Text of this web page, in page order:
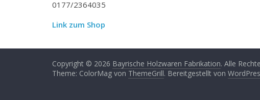
0177/2364035
Link zum Shop
Copyright © 2026 Bayrische Holzwaren Fabrikation. Alle
Theme: ColorMag von ThemeGrill. Bereitgestellt von